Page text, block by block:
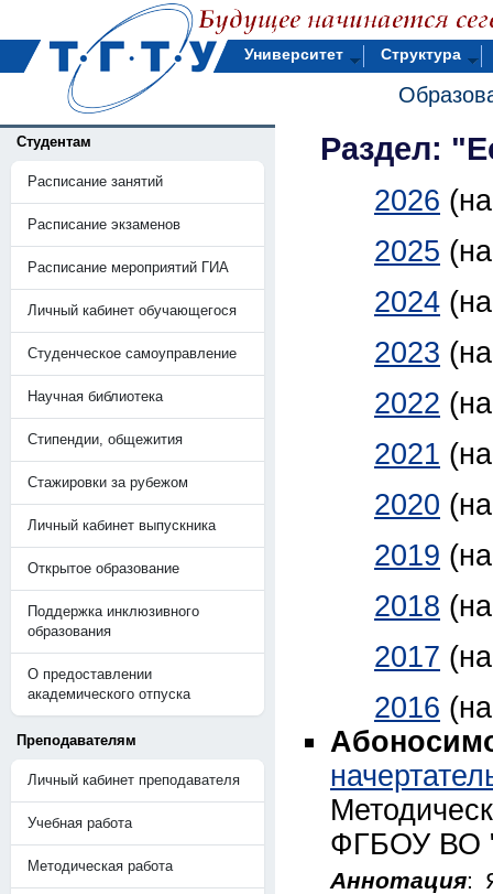
Университет Структура
Студентам
Расписание занятий
Расписание экзаменов
Расписание мероприятий ГИА
Личный кабинет обучающегося
Студенческое самоуправление
Научная библиотека
Стипендии, общежития
Стажировки за рубежом
Личный кабинет выпускника
Открытое образование
Поддержка инклюзивного
образования
О предоставлении
академического отпуска
Преподавателям
Личный кабинет преподавателя
Учебная работа
Методическая работа
Раздел:
2026
2025
2024
2023
2022
2021
2020
2019
2018
2017
2016
ФГБОУ ВО
Аннотация: